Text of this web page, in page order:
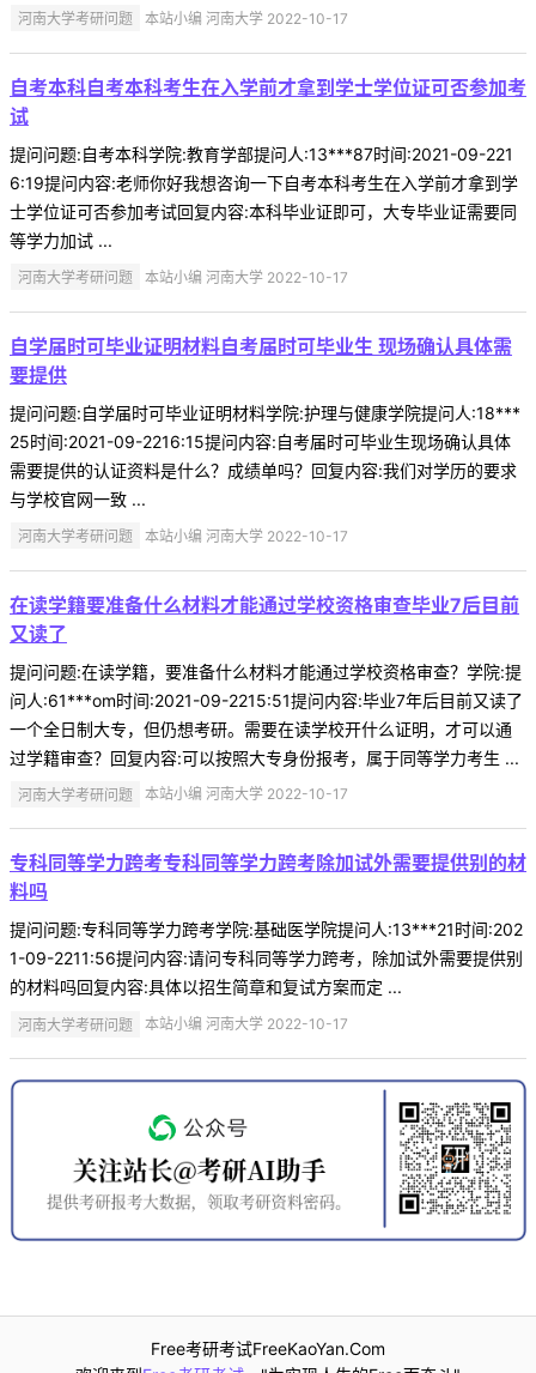
河南大学考研问题 本站小编 河南大学 2022-10-17
自考本科自考本科考生在入学前才拿到学士学位证可否参加考
试
提问问题:自考本科学院:教育学部提问人:13***87时间:2021-09-221
6:19提问内容:老师你好我想咨询一下自考本科考生在入学前才拿到学
士学位证可否参加考试回复内容:本科毕业证即可，大专毕业证需要同
等学力加试 ...
河南大学考研问题 本站小编 河南大学 2022-10-17
自学届时可毕业证明材料自考届时可毕业生 现场确认具体需
要提供
提问问题:自学届时可毕业证明材料学院:护理与健康学院提问人:18***
25时间:2021-09-2216:15提问内容:自考届时可毕业生现场确认具体
需要提供的认证资料是什么？成绩单吗？回复内容:我们对学历的要求
与学校官网一致 ...
河南大学考研问题 本站小编 河南大学 2022-10-17
在读学籍要准备什么材料才能通过学校资格审查毕业7后目前
又读了
提问问题:在读学籍，要准备什么材料才能通过学校资格审查？学院:提
问人:61***om时间:2021-09-2215:51提问内容:毕业7年后目前又读了
一个全日制大专，但仍想考研。需要在读学校开什么证明，才可以通
过学籍审查？回复内容:可以按照大专身份报考，属于同等学力考生 ...
河南大学考研问题 本站小编 河南大学 2022-10-17
专科同等学力跨考专科同等学力跨考除加试外需要提供别的材
料吗
提问问题:专科同等学力跨考学院:基础医学院提问人:13***21时间:202
1-09-2211:56提问内容:请问专科同等学力跨考，除加试外需要提供别
的材料吗回复内容:具体以招生简章和复试方案而定 ...
河南大学考研问题 本站小编 河南大学 2022-10-17
Free考研考试FreeKaoYan.Com